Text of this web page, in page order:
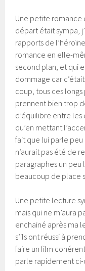
Une petite romance
départ était sympa,
rapports de
romance en elle-
second plan, et qui
dommage car
coup, tous ces
prennent bien trop
d’équilibre entre
qu’en mettant
fait que lui parle peu
n’aurait pas été de
paragraphes un
beaucoup de place
Une petite lecture
mais qui ne m’aura
enchainé après ma
s’ils ont réussi à
faire un film
parle rapidement ci-